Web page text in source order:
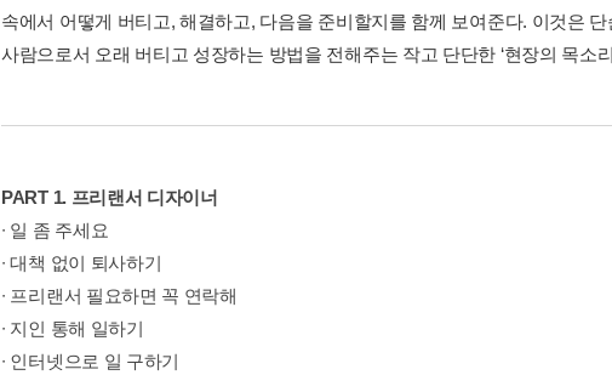
속에서 어떻게 버티고, 해결하고, 다음을 준비할지를 함께 보여준다. 이것은
사람으로서 오래 버티고 성장하는 방법을 전해주는 작고 단단한 ‘현장의 목소
PART 1. 프리랜서 디자이너
∙ 일 좀 주세요
∙ 대책 없이 퇴사하기
∙ 프리랜서 필요하면 꼭 연락해
∙ 지인 통해 일하기
∙ 인터넷으로 일 구하기